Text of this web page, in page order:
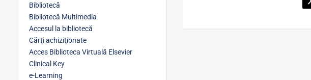
Bibliotecă
Bibliotecă Multimedia
Accesul la bibliotecă
Cărţi achiziţionate
Acces Biblioteca Virtuală Elsevier
Clinical Key
e-Learning